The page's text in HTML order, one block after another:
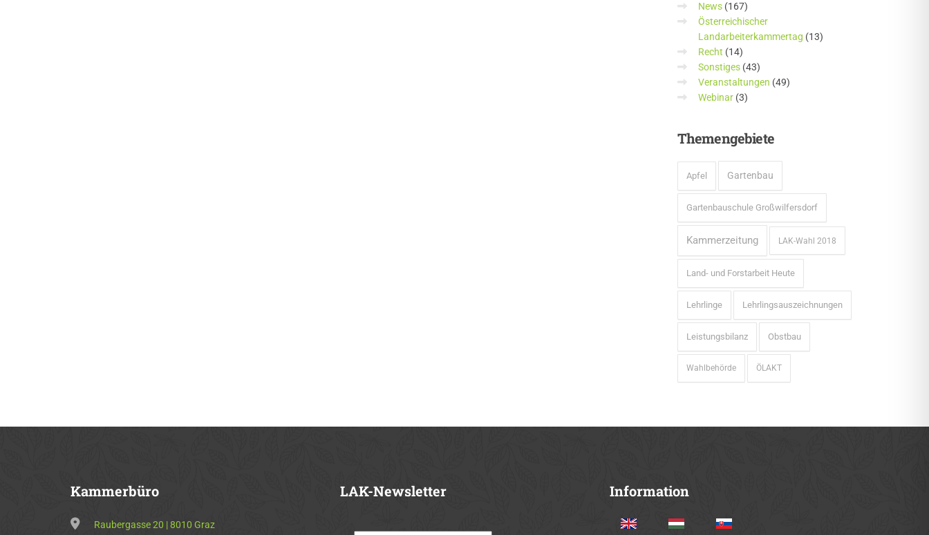
News(167)
Österreichischer
Landarbeiterkammertag (13)
Recht (14)
Sonstiges(43)
Veranstaltungen (49)
Webinar(3)
Themengebiete
Apfel Gartenbau
Gartenbauschule Großwilfersdorf
Kammerzeitung LAK-Wahl 2018
Land- und Forstarbeit Heute
Lehrlinge Lehrlingsauszeichnungen
Leistungsbilanz Obstbau
Wahlbehörde ÖLAKT
Kammerbüro
Raubergasse 20 | 8010 Graz
LAK-Newsletter Information